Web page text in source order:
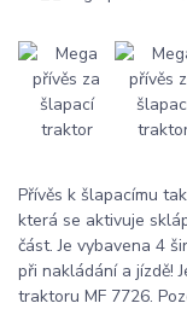
Přívěs k šlapacímu
která se aktivuje
část. Je vybavena 4
při nakládání a jízdě!
traktoru MF 7726.